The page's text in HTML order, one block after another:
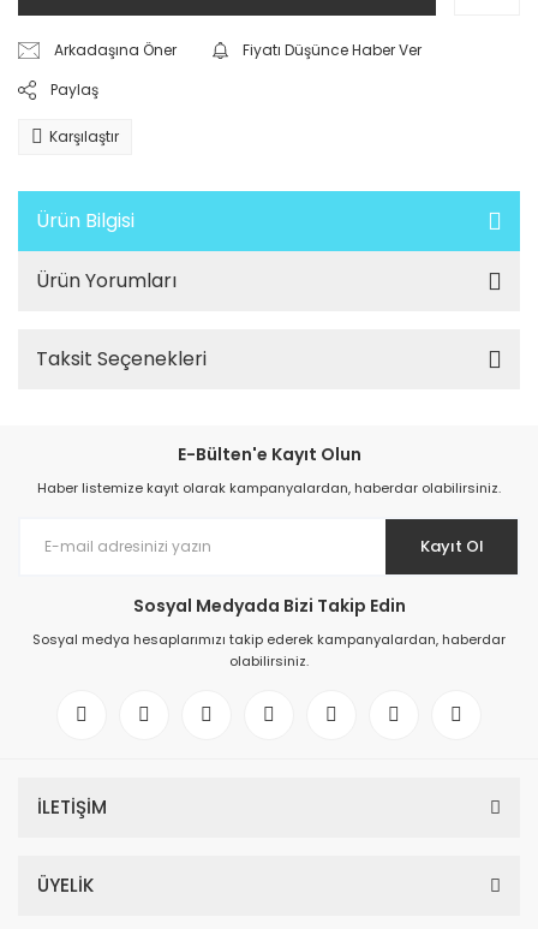
Arkadaşına Öner
Fiyatı Düşünce Haber Ver
Paylaş
Karşılaştır
Ürün Bilgisi
Ürün Yorumları
Taksit Seçenekleri
E-Bülten'e Kayıt Olun
Haber listemize kayıt olarak kampanyalardan, haberdar olabilirsiniz.
Kayıt Ol
Sosyal Medyada Bizi Takip Edin
Sosyal medya hesaplarımızı takip ederek kampanyalardan, haberdar
olabilirsiniz.
İLETİŞİM
ÜYELİK